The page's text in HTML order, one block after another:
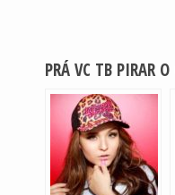
PRÁ VC TB PIRAR O